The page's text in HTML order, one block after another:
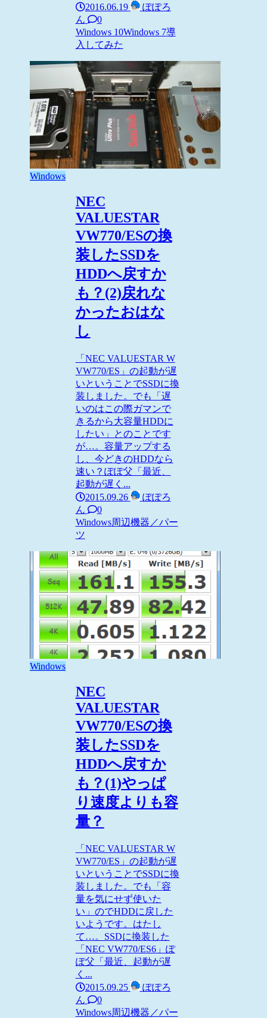
2016.06.19
ぽぽろ
ん
0
Windows 10Windows 7導
入してみた
Windows
NEC
VALUESTAR
VW770/ESの換
装したSSDを
HDDへ戻すか
も？(2)戻れな
かったおはな
し
「NEC VALUESTAR W
VW770/ES」の起動が遅
いということでSSDに換
装しました。でも「遅
いのはこの際ガマンで
きるから大容量HDDに
したい」とのことです
が…。容量アップする
し、今どきのHDDなら
速い？ぽぽ父「最近、
起動が遅く...
2015.09.26
ぽぽろ
ん
0
Windows周辺機器／パー
ツ
Windows
NEC
VALUESTAR
VW770/ESの換
装したSSDを
HDDへ戻すか
も？(1)やっぱ
り速度よりも容
量？
「NEC VALUESTAR W
VW770/ES」の起動が遅
いということでSSDに換
装しました。でも「容
量を気にせず使いた
い」のでHDDに戻した
いようです。はたし
て…。SSDに換装した
「NEC VW770/ES6」ぽ
ぽ父「最近、起動が遅
く...
2015.09.25
ぽぽろ
ん
0
Windows周辺機器／パー